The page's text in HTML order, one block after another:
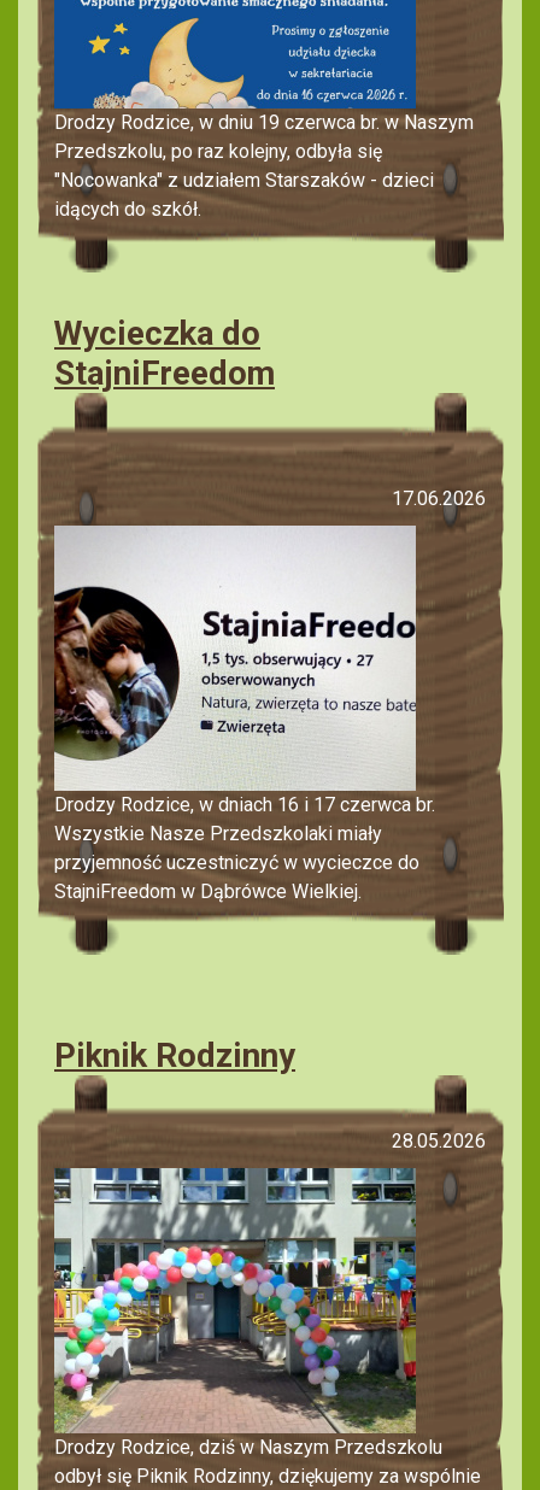
Drodzy Rodzice, w dniu 19 czerwca br. w Naszym
Przedszkolu, po raz kolejny, odbyła się
"Nocowanka" z udziałem Starszaków - dzieci
idących do szkół.
Wycieczka do
StajniFreedom
17.06.2026
Drodzy Rodzice, w dniach 16 i 17 czerwca br.
Wszystkie Nasze Przedszkolaki miały
przyjemność uczestniczyć w wycieczce do
StajniFreedom w Dąbrówce Wielkiej.
Piknik Rodzinny
28.05.2026
Drodzy Rodzice, dziś w Naszym Przedszkolu
odbył się Piknik Rodzinny, dziękujemy za wspólnie